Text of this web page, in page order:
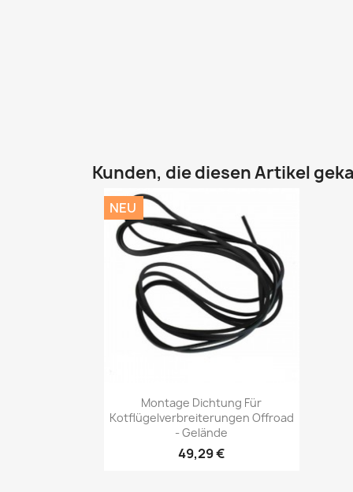
Kunden, die diesen Artikel
Vorschau
Montage Dichtung Für
Kotflügelverbreiterungen Offroad
- Gelände
49,29 €
NEU